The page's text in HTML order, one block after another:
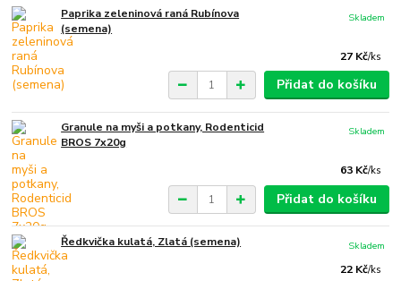
Paprika zeleninová raná Rubínova
(semena)
27 Kč/ks
Skladem
Přidat do košíku
Granule na myši a potkany, Rodenticid
BROS 7x20g
63 Kč/ks
Skladem
Přidat do košíku
Ředkvička kulatá, Zlatá (semena)
22 Kč/ks
Skladem